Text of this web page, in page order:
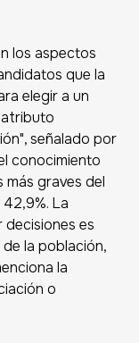
los aspectos
que la
elegir a un
señalado por
conocimiento
más graves del
La
es
la población,
la
o